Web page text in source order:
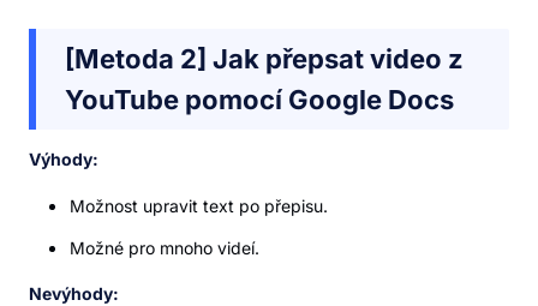
[Metoda 2] Jak přepsat video z
YouTube pomocí Google Docs
Výhody:
Možnost upravit text po přepisu.
Možné pro mnoho videí.
Nevýhody: